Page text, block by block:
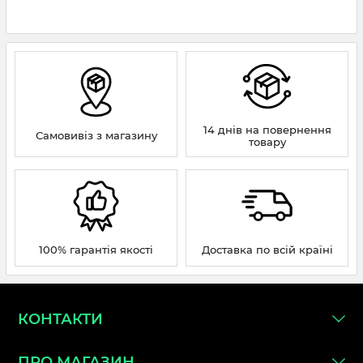
Самовивіз з магазину
14 днів на повернення
товару
100% гарантія якості Доставка по всій країні
КОНТАКТИ